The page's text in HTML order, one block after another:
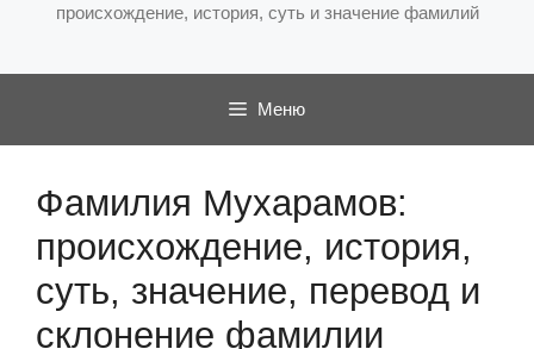
происхождение, история, суть и значение фамилий
Меню
Фамилия Мухарамов:
происхождение, история,
суть, значение, перевод и
склонение фамилии